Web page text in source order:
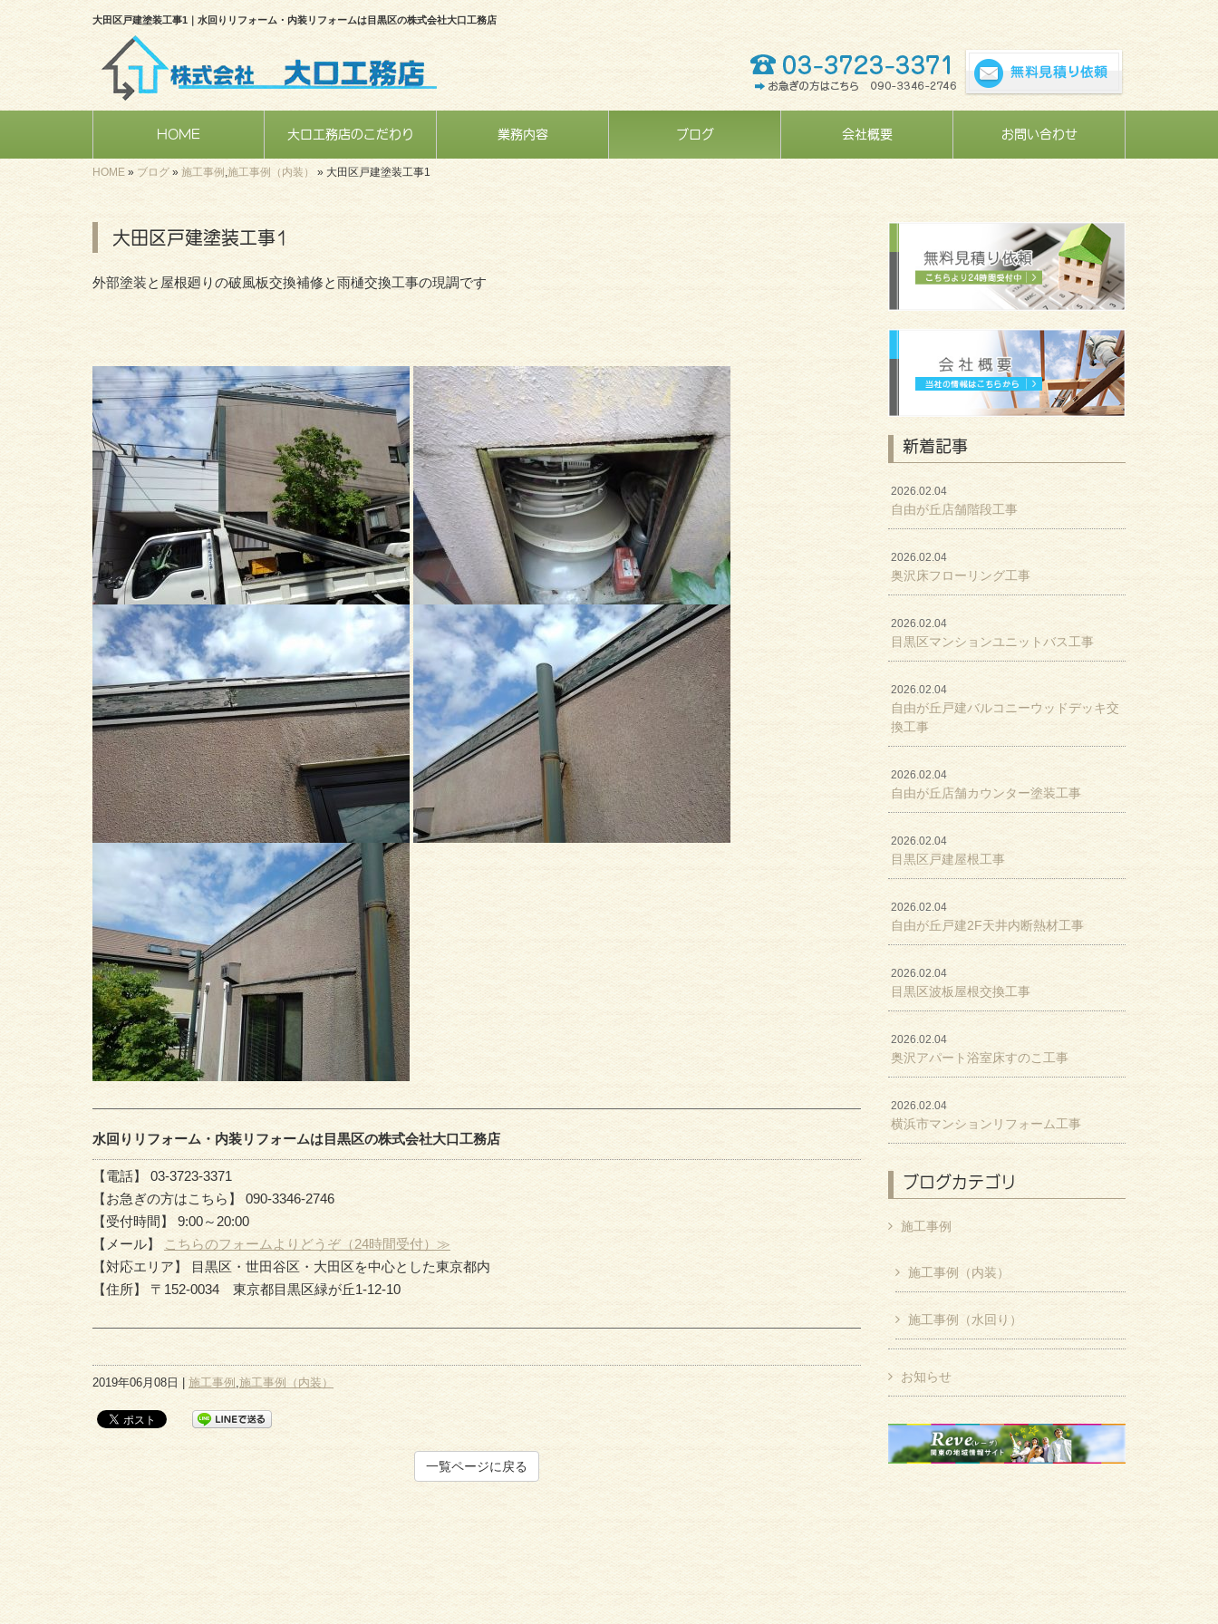
大田区戸建塗装工事1｜水回りリフォーム・内装リフォームは目黒区の株式会社大口工務店
HOME 大口工務店のこだわり 業務内容 ブログ 会社概要 お問い合わせ
HOME » ブログ » 施工事例 ,施工事例（内装） » 大田区戸建塗装工事1
大田区戸建塗装工事1
外部塗装と屋根廻りの破風板交換補修と雨樋交換工事の現調です
水回りリフォーム・内装リフォームは目黒区の株式会社大口工務店
【電話】 03-3723-3371
【お急ぎの方はこちら】 090-3346-2746
【受付時間】 9:00～20:00
【メール】
こちらのフォームよりどうぞ（24時間受付）≫
【対応エリア】 目黒区・世田谷区・大田区を中心とした東京都内
【住所】 〒152-0034 東京都目黒区緑が丘1-12-10
2019年06月08日 | 施工事例 ,施工事例（内装）
一覧ページに戻る
新着記事
2026.02.04
自由が丘店舗階段工事
2026.02.04
奥沢床フローリング工事
2026.02.04
目黒区マンションユニットバス工事
2026.02.04
自由が丘戸建バルコニーウッドデッキ交
換工事
2026.02.04
自由が丘店舗カウンター塗装工事
2026.02.04
目黒区戸建屋根工事
2026.02.04
自由が丘戸建2F天井内断熱材工事
2026.02.04
目黒区波板屋根交換工事
2026.02.04
奥沢アパート浴室床すのこ工事
2026.02.04
横浜市マンションリフォーム工事
ブログカテゴリ
施工事例
施工事例（内装）
施工事例（水回り）
お知らせ